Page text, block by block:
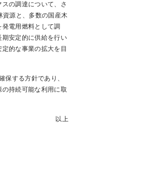
の調達について、さ
源と、多数の国産木
電用燃料として調
安定的に供給を行い
的な事業の拡大を目
する方針であり、
持続可能な利用に取
以上